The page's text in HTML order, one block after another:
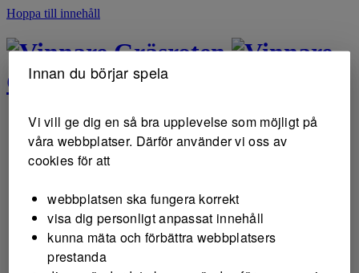
Hoppa till innehåll
Gräsroten
Gräsroten
Innan du börjar spela
Vi vill ge dig en så bra upplevelse som möjligt på
våra webbplatser. Därför använder vi oss av
cookies för att
webbplatsen ska fungera korrekt
visa dig personligt anpassat innehåll
kunna mäta och förbättra webbplatsers
prestanda